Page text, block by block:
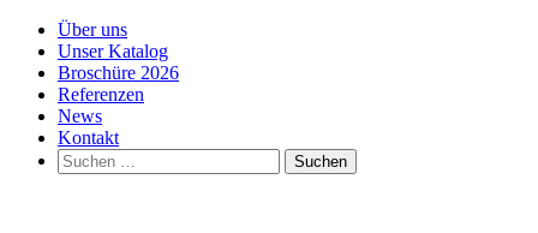
Über uns
Unser Katalog
Broschüre 2026
Referenzen
News
Kontakt
Suchen
nach: